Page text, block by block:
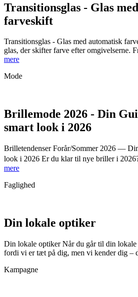
Transitionsglas - Glas
farveskift
Transitionsglas - Glas med automatisk
glas, der skifter farve efter omgivelserne.
mere
Mode
Brillemode 2026 - Din
smart look i 2026
Brilletendenser Forår/Sommer 2026 —
look i 2026 Er du klar til nye briller i
mere
Faglighed
Din lokale optiker
Din lokale optiker Når du går til din
fordi vi er tæt på dig, men vi kender dig –
Kampagne